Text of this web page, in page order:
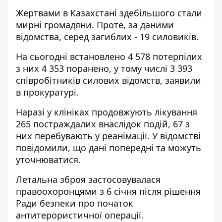
Жертвами в Казахстані здебільшого стали
мирні громадяни. Проте, за даними
відомства, серед загиблих - 19 силовиків.
На сьогодні встановлено 4 578 потерпілих
з них 4 353 поранено, у тому числі 3 393
співробітників силових відомств, заявили
в прокуратурі.
Наразі у клініках продовжують лікування
265 постраждалих внаслідок подій, 67 з
них перебувають у реанімації. У відомстві
повідомили, що дані попередні та можуть
уточнюватися.
Летальна зброя застосовувалася
правоохоронцями з 6 січня після рішення
Ради безпеки про початок
антитерористичної операції.